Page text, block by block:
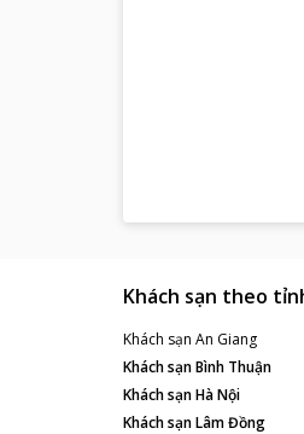
Khách sạn theo
Khách sạn An Giang
Khách sạnBình Thuận
Khách sạnHà Nội
Khách sạnLâm Đồng